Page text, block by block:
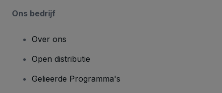
Ons bedrijf
Over ons
Open distributie
Gelieerde Programma's